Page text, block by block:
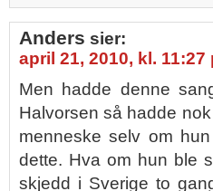
Anders sier:
april 21, 2010, kl. 11:27
Men hadde denne
Halvorsen så hadde
menneske selv om
dette. Hva om hun ble
skjedd i Sverige to